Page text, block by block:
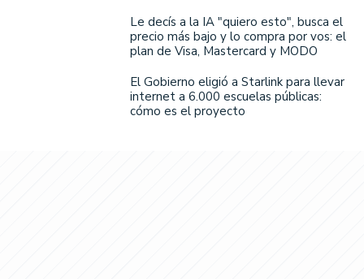
Le decís a la IA "quiero esto", busca el
precio más bajo y lo compra por vos: el
plan de Visa, Mastercard y MODO
El Gobierno eligió a Starlink para llevar
internet a 6.000 escuelas públicas:
cómo es el proyecto